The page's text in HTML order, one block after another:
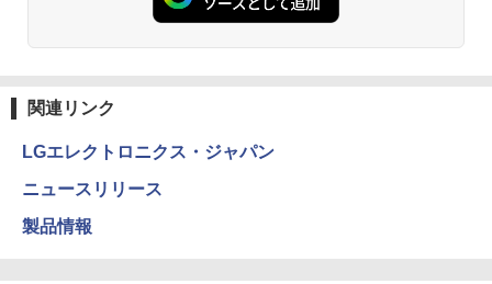
関連リンク
LGエレクトロニクス・ジャパン
ニュースリリース
製品情報